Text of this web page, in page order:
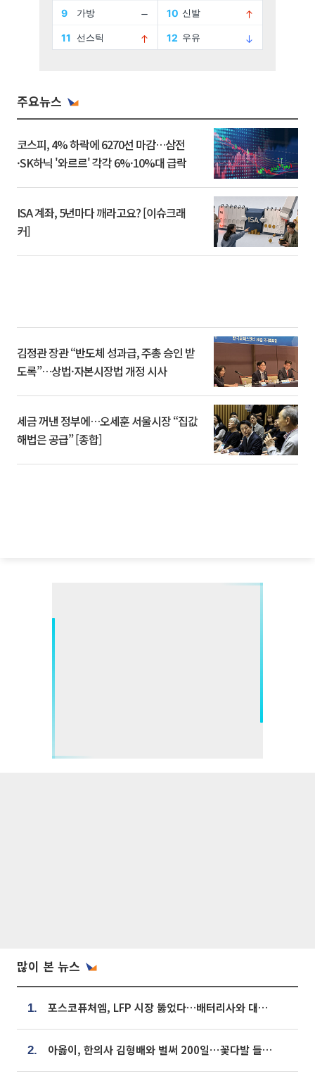
주요뉴스
코스피, 4% 하락에 6270선 마감…삼전
·SK하닉 '와르르' 각각 6%·10%대 급락
ISA 계좌, 5년마다 깨라고요? [이슈크래
커]
김정관 장관 “반도체 성과급, 주총 승인 받
도록”…상법·자본시장법 개정 시사
세금 꺼낸 정부에…오세훈 서울시장 “집값
해법은 공급” [종합]
많이 본 뉴스
1. 포스코퓨처엠, LFP 시장 뚫었다…배터리사와 대규모 장기 공급 합의
2. 아옳이, 한의사 김형배와 벌써 200일⋯꽃다발 들고 "프러포즈 아냐"